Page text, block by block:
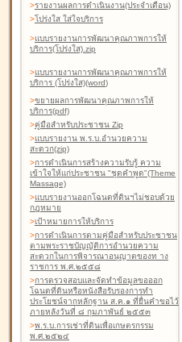
>รายงานผลการดำเนินงาน(ประจำเดือน)
>โปร่งใส ใส่ใจบริการ
>แบบรายงานการพัฒนาคุณภาพการให้
บริการ(โปร่งใส).zip
>แบบรายงานการพัฒนาคุณภาพการให้
บริการ (โปร่งใส)(word)
>ขยายผลการพัฒนาคุณภาพการให้
บริการ(pdf)
>คู่มือสำหรับประชาชน Zip
>แบบรายงาน พ.ร.บ.อำนวยความ
สะดวก(zip)
>การดำเนินการสร้างความรับรู้ ความ
เข้าใจให้แก่ประชาชน "ชุดคำพูด"(Theme
Massage)
>แบบรายงานออกโฉนดที่ดินฯไม่ชอบด้วย
กฎหมาย
>เป้าหมายการให้บริการ
>การดำเนินการตามคู่มือสำหรับประชาชน
ตามพระราชบัญญัติการอำนวยความ
สะดวกในการพิจารณาอนุญาตของท าง
ราชการ พ.ศ.๒๕๕๘
>การตรวจสอบและจัดทำข้อมูลขอออก
โฉนดที่ดินหรือหนังสือรับรองการทำ
ประโยชน์จากหลักฐาน ส.ค.๑ ที่ยื่นคำขอไว้
ภายหลังวันที่ ๘ กุมภาพันธ์ ๒๕๕๓
>พ.ร.บ.การเช่าที่ดินเพื่อเกษตรกรรม
พ.ศ.๒๕๒๔